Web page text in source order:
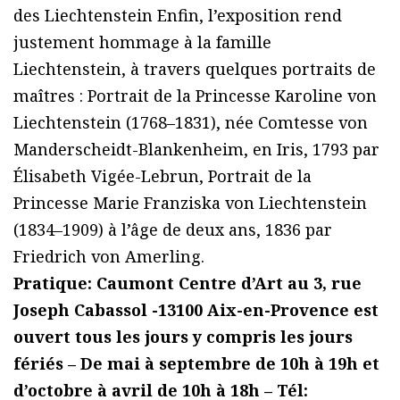
des Liechtenstein Enfin, l’exposition rend
justement hommage à la famille
Liechtenstein, à travers quelques portraits de
maîtres : Portrait de la Princesse Karoline von
Liechtenstein (1768–1831), née Comtesse von
Manderscheidt-Blankenheim, en Iris, 1793 par
Élisabeth Vigée-Lebrun, Portrait de la
Princesse Marie Franziska von Liechtenstein
(1834–1909) à l’âge de deux ans, 1836 par
Friedrich von Amerling.
Pratique: Caumont Centre d’Art au 3, rue
Joseph Cabassol -13100 Aix-en-Provence est
ouvert tous les jours y compris les jours
fériés – De mai à septembre de 10h à 19h et
d’octobre à avril de 10h à 18h – Tél: